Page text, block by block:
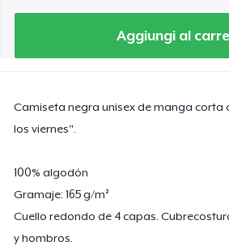
Aggiungi al
Camiseta negra unisex de manga corta
los viernes".
100% algodón
Gramaje: 165 g/m²
Cuello redondo de 4 capas.
y hombros.